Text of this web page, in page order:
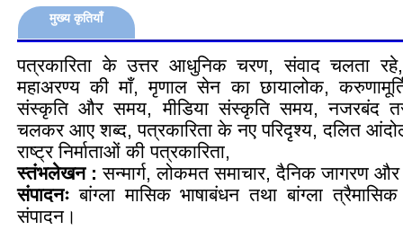
मुख्य कृतियाँ
पत्रकारिता के उत्तर आधुनिक चरण, संवाद चलता
महाअरण्य की माँ, मृणाल सेन का छायालोक,
संस्कृति और समय, मीडिया संस्कृति समय, नजरबंद
चलकर आए शब्द, पत्रकारिता के नए परिदृश्‍य, दलित
राष्ट्र निर्माताओं की पत्रकारिता,
स्तंभलेखन :सन्मार्ग, लोकमत समाचार, दैनिक जागरण
संपादनःबांग्ला मासिक भाषाबंधन तथा बांग्ला
संपादन।